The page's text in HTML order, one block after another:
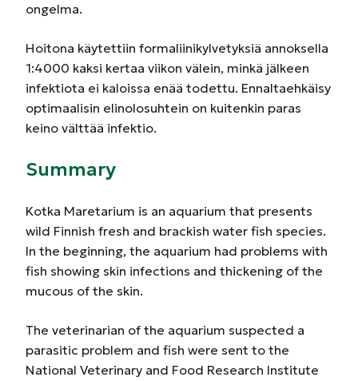
ongelma.
Hoitona käytettiin formaliinikylvetyksiä annoksella
1:4000 kaksi kertaa viikon välein, minkä jälkeen
infektiota ei kaloissa enää todettu. Ennaltaehkäisy
optimaalisin elinolosuhtein on kuitenkin paras
keino välttää infektio.
Summary
Kotka Maretarium is an aquarium that presents
wild Finnish fresh and brackish water fish species.
In the beginning, the aquarium had problems with
fish showing skin infections and thickening of the
mucous of the skin.
The veterinarian of the aquarium suspected a
parasitic problem and fish were sent to the
National Veterinary and Food Research Institute